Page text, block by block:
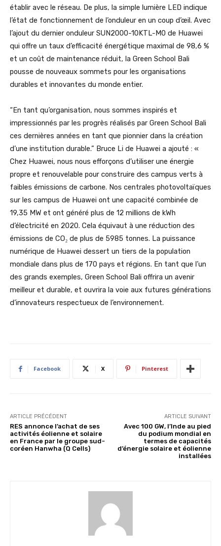
établir avec le réseau. De plus, la simple lumière LED indique
l’état de fonctionnement de l’onduleur en un coup d’œil. Avec
l’ajout du dernier onduleur SUN2000-10KTL-M0 de Huawei
qui offre un taux d’efficacité énergétique maximal de 98,6 %
et un coût de maintenance réduit, la Green School Bali
pousse de nouveaux sommets pour les organisations
durables et innovantes du monde entier.
“En tant qu’organisation, nous sommes inspirés et
impressionnés par les progrès réalisés par Green School Bali
ces dernières années en tant que pionnier dans la création
d’une institution durable.” Bruce Li de Huawei a ajouté : «
Chez Huawei, nous nous efforçons d’utiliser une énergie
propre et renouvelable pour construire des campus verts à
faibles émissions de carbone. Nos centrales photovoltaïques
sur les campus de Huawei ont une capacité combinée de
19,35 MW et ont généré plus de 12 millions de kWh
d’électricité en 2020. Cela équivaut à une réduction des
émissions de CO₂ de plus de 5985 tonnes. La puissance
numérique de Huawei dessert un tiers de la population
mondiale dans plus de 170 pays et régions. En tant que l’un
des grands exemples, Green School Bali offrira un avenir
meilleur et durable, et ouvrira la voie aux futures générations
d’innovateurs respectueux de l’environnement.
Facebook X Pinterest
ARTICLE PRÉCÉDENT
RES annonce l’achat de ses
activités éolienne et solaire
en France par le groupe sud-
coréen Hanwha (Q Cells)
ARTICLE SUIVANT
Avec 100 GW, l’Inde au pied
du podium mondial en
termes de capacités
d’énergie solaire et éolienne
installées